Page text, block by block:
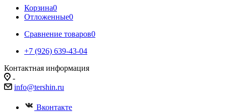
Корзина0
Отложенные0
Сравнение товаров0
+7 (926) 639-43-04
Контактная информация
-
info@tershin.ru
Вконтакте